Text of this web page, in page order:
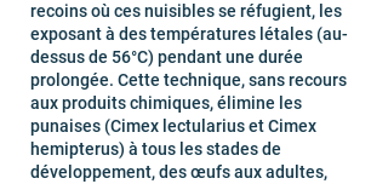
recoins où ces nuisibles se réfugient, les
exposant à des températures létales (au-
dessus de 56°C) pendant une durée
prolongée. Cette technique, sans recours
aux produits chimiques, élimine les
punaises (Cimex lectularius et Cimex
hemipterus) à tous les stades de
développement, des œufs aux adultes,